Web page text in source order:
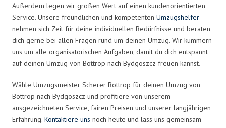
Außerdem legen wir großen Wert auf einen kundenorientierten
Service. Unsere freundlichen und kompetenten Umzugshelfer
nehmen sich Zeit für deine individuellen Bedürfnisse und beraten
dich gerne bei allen Fragen rund um deinen Umzug. Wir kümmern
uns um alle organisatorischen Aufgaben, damit du dich entspannt
auf deinen Umzug von Bottrop nach Bydgoszcz freuen kannst.
Wähle Umzugsmeister Scherer Bottrop für deinen Umzug von
Bottrop nach Bydgoszcz und profitiere von unserem
ausgezeichneten Service, fairen Preisen und unserer langjährigen
Erfahrung. Kontaktiere uns noch heute und lass uns gemeinsam